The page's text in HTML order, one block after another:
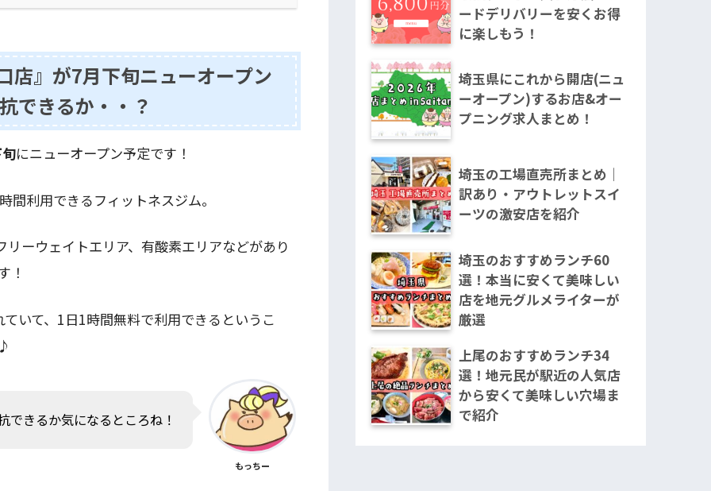
店』が7月下旬ニューオープン
できるか・・？
にニューオープン予定です！
利用できるフィットネスジム。
ーウェイトエリア、有酸素エリアなどがあり
！
いて、1日1時間無料で利用できるというこ
できるか気になるところね！
もっちー
ードデリバリーを安くお得
に楽しもう！
埼玉県にこれから開店(ニュ
ーオープン)するお店&オー
プニング求人まとめ！
埼玉の工場直売所まとめ｜
訳あり・アウトレットスイ
ーツの激安店を紹介
埼玉のおすすめランチ60
選！本当に安くて美味しい
店を地元グルメライターが
厳選
上尾のおすすめランチ34
選！地元民が駅近の人気店
から安くて美味しい穴場ま
で紹介